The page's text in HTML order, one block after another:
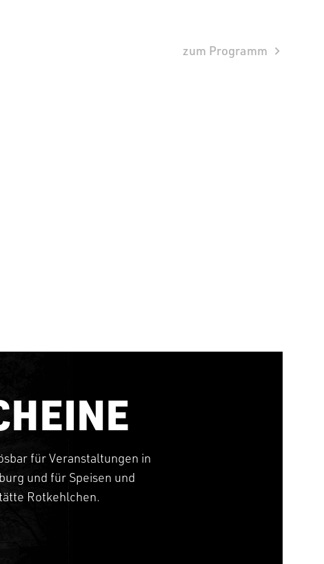
zum Programm
für Veranstaltungen in
und für Speisen und
Rotkehlchen.